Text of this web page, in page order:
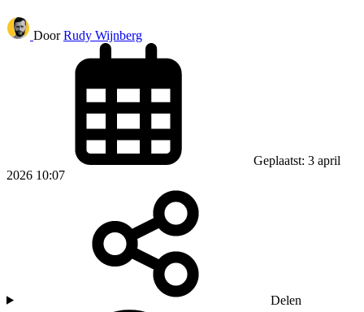
Door Rudy Wijnberg
Geplaatst: 3 april
2026 10:07
Delen